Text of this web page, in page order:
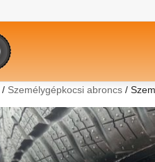
/ Személygépkocsi abroncs /